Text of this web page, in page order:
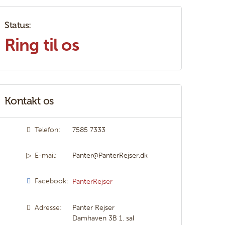
Status:
Ring til os
Kontakt os
Telefon: 7585 7333
E-mail: Panter@PanterRejser.dk
Facebook: PanterRejser
Adresse:
Panter Rejser
Damhaven 3B 1. sal